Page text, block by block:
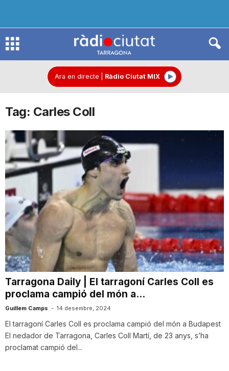
R
d
i
o
C
u
t
a
Ara en directe Ràdio Ciutat MIX
Tag: Carles Coll
Tarragona Daily | El tarragoní Carles Coll es
proclama campió del món a...
Guillem Camps - 14 desembre, 2024
El tarragoní Carles Coll es proclama campió del món a Budapest
El nedador de Tarragona, Carles Coll Martí, de 23 anys, s’ha
proclamat campió del...